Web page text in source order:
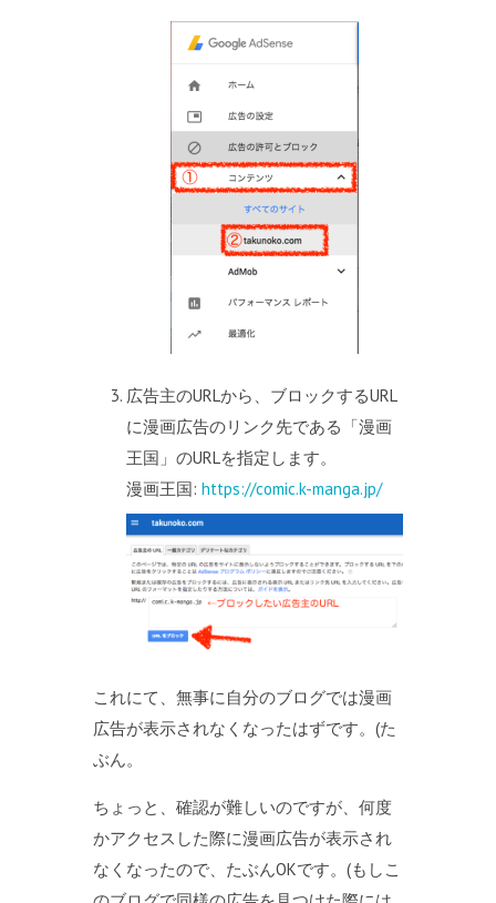
広告主のURLから、ブロックするURL
に漫画広告のリンク先である「漫画
王国」のURLを指定します。
漫画王国: https://comic.k-manga.jp/
これにて、無事に自分のブログでは漫画
広告が表示されなくなったはずです。(た
ぶん。
ちょっと、確認が難しいのですが、何度
かアクセスした際に漫画広告が表示され
なくなったので、たぶんOKです。(もしこ